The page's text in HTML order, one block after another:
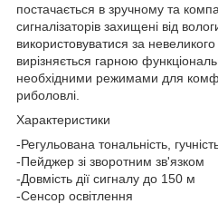
постачається в зручному та
сигналізаторів захищені від
використовуватися за
вирізняється гарною
необхідними режимами для
риболовлі.
Характеристики
-Регульована тональність,
-Пейджер зі зворотним зв'язком
-Довмість дії сигналу до 150 м
-Сенсор освітлення